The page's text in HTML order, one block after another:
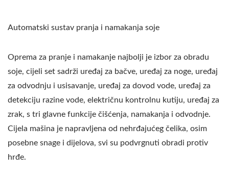
Automatski sustav pranja i namakanja soje
Oprema za pranje i namakanje najbolji je izbor za obradu
soje, cijeli set sadrži uređaj za bačve, uređaj za noge, uređaj
za odvodnju i usisavanje, uređaj za dovod vode, uređaj za
detekciju razine vode, električnu kontrolnu kutiju, uređaj za
zrak, s tri glavne funkcije čišćenja, namakanja i odvodnje.
Cijela mašina je napravljena od nehrđajućeg čelika, osim
posebne snage i dijelova, svi su podvrgnuti obradi protiv
hrđe.